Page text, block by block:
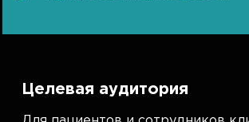
Целевая аудитория